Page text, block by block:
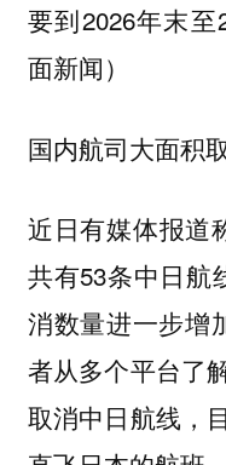
要到2026年末
面新闻）
国内航司大面积
近日有媒体报道
共有53条中日航
消数量进一步增
者从多个平台了
取消中日航线，